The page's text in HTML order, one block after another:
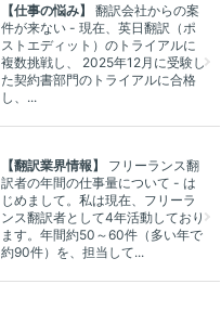
【仕事の悩み】
翻訳会社からの案
件が来ない - 現在、英日翻訳（ポ
ストエディット）のトライアルに
複数挑戦し、 2025年12月に受験し
た契約書部門のトライアルに合格
し、...
【翻訳業界情報】
フリーランス翻
訳者の年間の仕事量について - は
じめまして。私は現在、フリーラ
ンス翻訳者として4年活動しており
ます。年間約50～60件（多い年で
約90件）を、担当して...